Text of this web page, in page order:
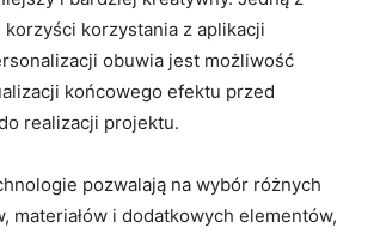
korzystania z aplikacji​
obuwia⁤ jest możliwość⁣
końcowego efektu ⁣przed
realizacji projektu.
pozwalają⁢ na ⁤wybór⁣ różnych
​materiałów i dodatkowych⁣ elementów,